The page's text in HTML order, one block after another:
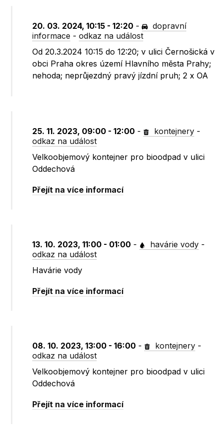
20. 03. 2024, 10:15 - 12:20 -
dopravní
informace -odkaz na událost
Od 20.3.2024 10:15 do 12:20; v ulici Černošická v
obci Praha okres území Hlavního města Prahy;
nehoda; neprůjezdný pravý jízdní pruh; 2 x OA
25. 11. 2023, 09:00 - 12:00 - kontejnery -
odkaz na událost
Velkoobjemový kontejner pro bioodpad v ulici
Oddechová
Přejít na více informací
13. 10. 2023, 11:00 - 01:00 - havárie vody -
odkaz na událost
Havárie vody
Přejít na více informací
08. 10. 2023, 13:00 - 16:00 - kontejnery -
odkaz na událost
Velkoobjemový kontejner pro bioodpad v ulici
Oddechová
Přejít na více informací